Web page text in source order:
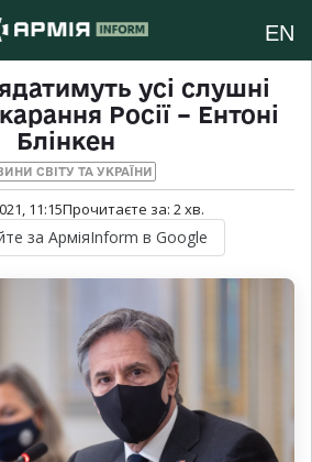
EN
усі слушні
Росії – Ентоні
Блінкен
СВІТУ ТА УКРАЇНИ
11:15Прочитаєте за: 2хв.
за АрміяInform в Google